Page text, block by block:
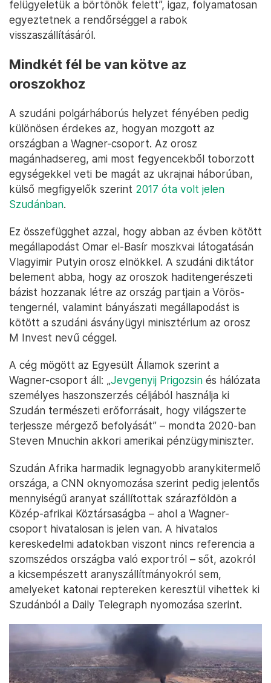
felügyeletük a börtönök felett”, igaz, folyamatosan
egyeztetnek a rendőrséggel a rabok
visszaszállításáról.
Mindkét fél be van kötve az
oroszokhoz
A szudáni polgárháborús helyzet fényében pedig
különösen érdekes az, hogyan mozgott az
országban a Wagner-csoport. Az orosz
magánhadsereg, ami most fegyencekből toborzott
egységekkel veti be magát az ukrajnai háborúban,
külső megfigyelők szerint 2017 óta volt jelen
Szudánban.
Ez összefügghet azzal, hogy abban az évben kötött
megállapodást Omar el-Basír moszkvai látogatásán
Vlagyimir Putyin orosz elnökkel. A szudáni diktátor
belement abba, hogy az oroszok haditengerészeti
bázist hozzanak létre az ország partjain a Vörös-
tengernél, valamint bányászati megállapodást is
kötött a szudáni ásványügyi minisztérium az orosz
M Invest nevű céggel.
A cég mögött az Egyesült Államok szerint a
Wagner-csoport áll: „Jevgenyij Prigozsin és hálózata
személyes haszonszerzés céljából használja ki
Szudán természeti erőforrásait, hogy világszerte
terjessze mérgező befolyását” – mondta 2020-ban
Steven Mnuchin akkori amerikai pénzügyminiszter.
Szudán Afrika harmadik legnagyobb aranykitermelő
országa, a CNN oknyomozása szerint pedig jelentős
mennyiségű aranyat szállítottak szárazföldön a
Közép-afrikai Köztársaságba – ahol a Wagner-
csoport hivatalosan is jelen van. A hivatalos
kereskedelmi adatokban viszont nincs referencia a
szomszédos országba való exportról – sőt, azokról
a kicsempészett aranyszállítmányokról sem,
amelyeket katonai reptereken keresztül vihettek ki
Szudánból a Daily Telegraph nyomozása szerint.